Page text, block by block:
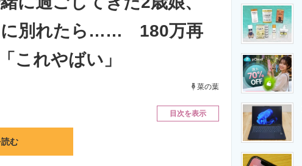
イト 製造業のIT導入・活用を支援
エネルギーの専門メディア
に別れたら…… 180万再
これやばい」
菜の葉
目次を表示
む